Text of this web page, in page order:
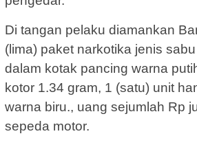
Di tangan pelaku diamankan
(lima) paket narkotika jenis
dalam kotak pancing warna
kotor 1.34 gram, 1 (satu) unit
warna biru., uang sejumlah Rp
sepeda motor.